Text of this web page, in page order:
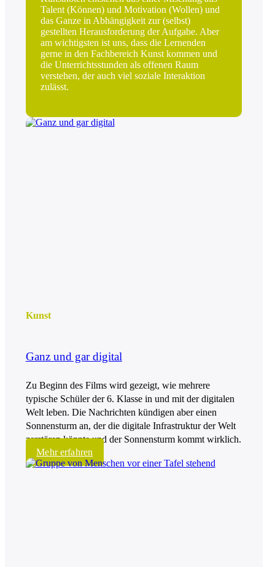
Talent (Können) und Motivation (Wollen) und
das Ganze in Abhängigkeit zur (selbst)
gestellten Herausforderung der Aufgabe. Aber
am wichtigsten ist uns, dass die Lernenden
gerne in den Fachbereich Kunst kommen und
die Unterrichtsstunden als offenen Raum
verstehen, der auch viel soziale Interaktion
zulässt.
Kunst
Ganz und gar digital
Zu Beginn des Films wird gezeigt, wie mehrere
typische Schüler der 6. Klasse in und mit der digitalen
Welt leben. Die Nachrichten kündigen aber einen
Sonnensturm an, der die digitale Infrastruktur der Welt
zerstören könnte und der Sonnensturm kommt wirklich.
Mehr erfahren